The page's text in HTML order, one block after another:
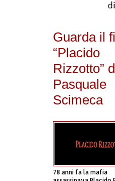
Guarda il
“Placido
Rizzotto”
Pasquale
Scimeca
78 anni fa la mafia